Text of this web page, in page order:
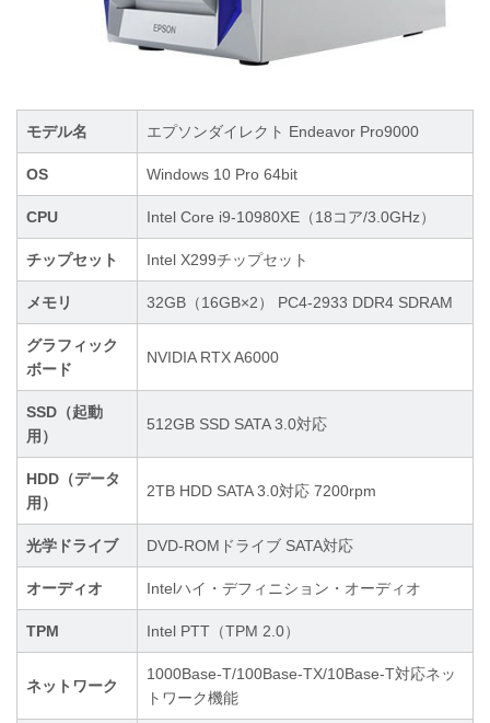
モデル名 エプソンダイレクト Endeavor Pro9000
OS Windows 10 Pro 64bit
CPU Intel Core i9-10980XE（18コア/3.0GHz）
チップセット Intel X299チップセット
メモリ 32GB（16GB×2） PC4-2933 DDR4 SDRAM
グラフィック
ボード
NVIDIA RTX A6000
SSD（起動
用）
512GB SSD SATA 3.0対応
HDD（データ
用）
2TB HDD SATA 3.0対応 7200rpm
光学ドライブ DVD-ROMドライブ SATA対応
オーディオ Intelハイ・デフィニション・オーディオ
TPM Intel PTT（TPM 2.0）
ネットワーク
1000Base-T/100Base-TX/10Base-T対応ネッ
トワーク機能